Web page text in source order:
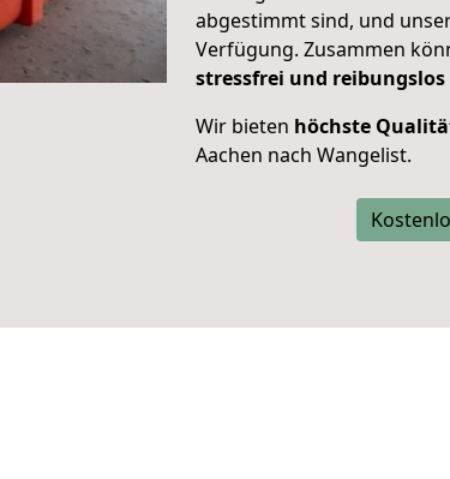
abgestimmt sind, und
Verfügung. Zusammen
stressfrei und reibungslos
Wir bieten höchste
Aachen nach Wangelist.